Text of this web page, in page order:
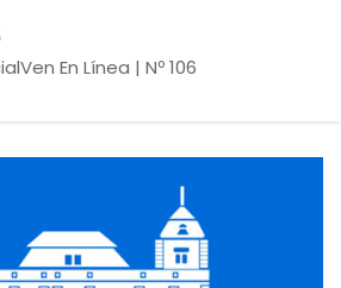
En Línea | Nº 106